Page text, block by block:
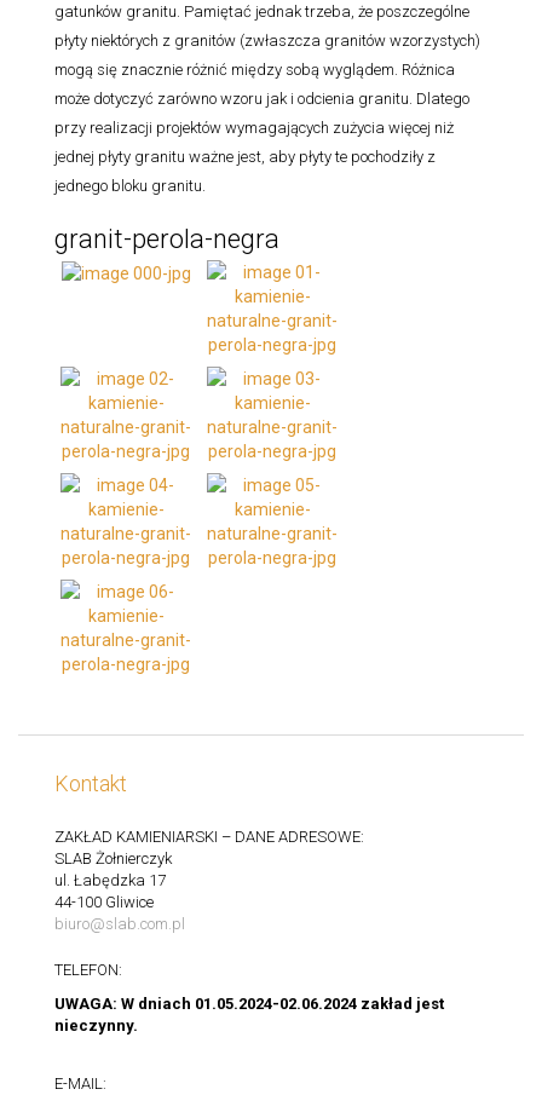
gatunków granitu. Pamiętać jednak trzeba, że poszczególne
płyty niektórych z granitów (zwłaszcza granitów wzorzystych)
mogą się znacznie różnić między sobą wyglądem. Różnica
może dotyczyć zarówno wzoru jak i odcienia granitu. Dlatego
przy realizacji projektów wymagających zużycia więcej niż
jednej płyty granitu ważne jest, aby płyty te pochodziły z
jednego bloku granitu.
granit-perola-negra
Kontakt
ZAKŁAD KAMIENIARSKI – DANE ADRESOWE:
SLAB Żołnierczyk
ul. Łabędzka 17
44-100 Gliwice
biuro@slab.com.pl
TELEFON:
UWAGA: W dniach 01.05.2024-02.06.2024 zakład jest
nieczynny.
E-MAIL: